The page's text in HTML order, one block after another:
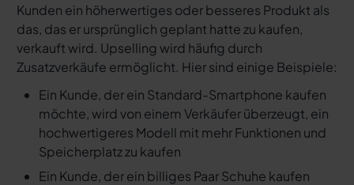
Kunden ein höherwertiges oder besseres Produkt als
das, das er ursprünglich geplant hatte zu kaufen,
verkauft wird. Upselling wird häufig durch
Zusatzverkäufe ermöglicht. Hier sind einige Beispiele:
Ein Kunde, der ein Standard-Smartphone kaufen
möchte, wird von einem Verkäufer überzeugt, ein
hochwertigeres Modell mit mehr Funktionen und
Speicherplatz zu kaufen
Ein Kunde, der ein billiges Paar Schuhe kaufen